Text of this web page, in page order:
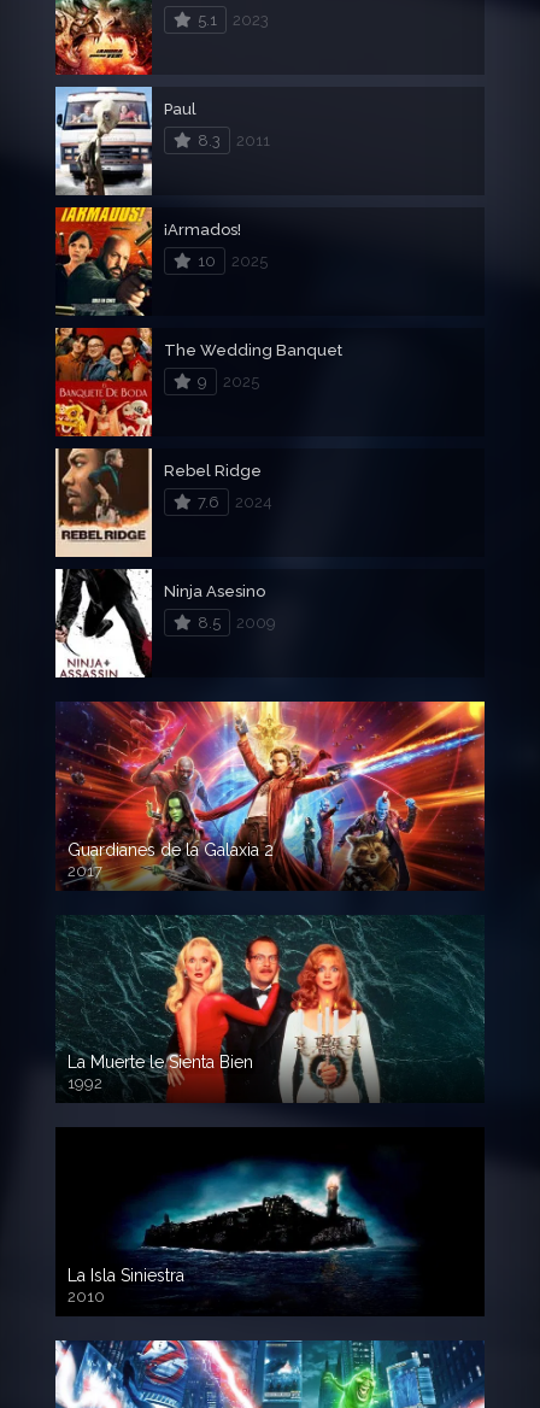
5.1
2023
Paul
8.3
2011
¡Armados!
10
2025
The Wedding Banquet
9
2025
Rebel Ridge
7.6
2024
Ninja Asesino
8.5
2009
Guardianes de la Galaxia 2
2017
720p HD
La Muerte le Sienta Bien
1992
720p HD
La Isla Siniestra
2010
720p HD